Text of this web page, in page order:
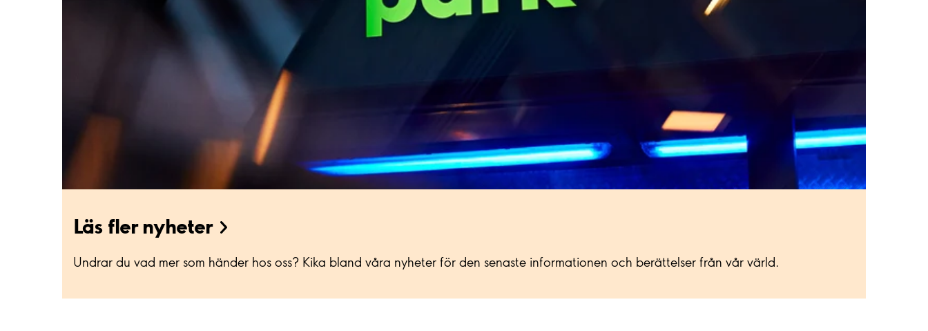
Läs fler nyheter
Undrar du vad mer som händer hos oss? Kika bland våra nyheter för den senaste informationen och berättelser från vår värld.